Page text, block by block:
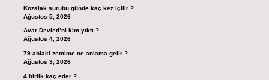
Kozalak şurubu günde kaç kez içilir ?
Ağustos 5, 2026
Avar Devleti’ni kim yıktı ?
Ağustos 4, 2026
79 ahlaki zemime ne anlama gelir ?
Ağustos 3, 2026
4 birlik kaç eder ?